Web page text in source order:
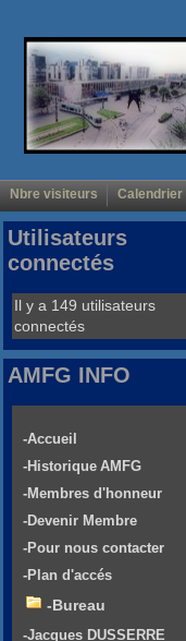
Nbre visiteurs Calendrier
Utilisateurs
connectés
Il y a 149 utilisateurs
connectés
AMFG INFO
-Accueil
-Historique AMFG
-Membres d'honneur
-Devenir Membre
-Pour nous contacter
-Plan d'accés
-Bureau
-Jacques DUSSERRE